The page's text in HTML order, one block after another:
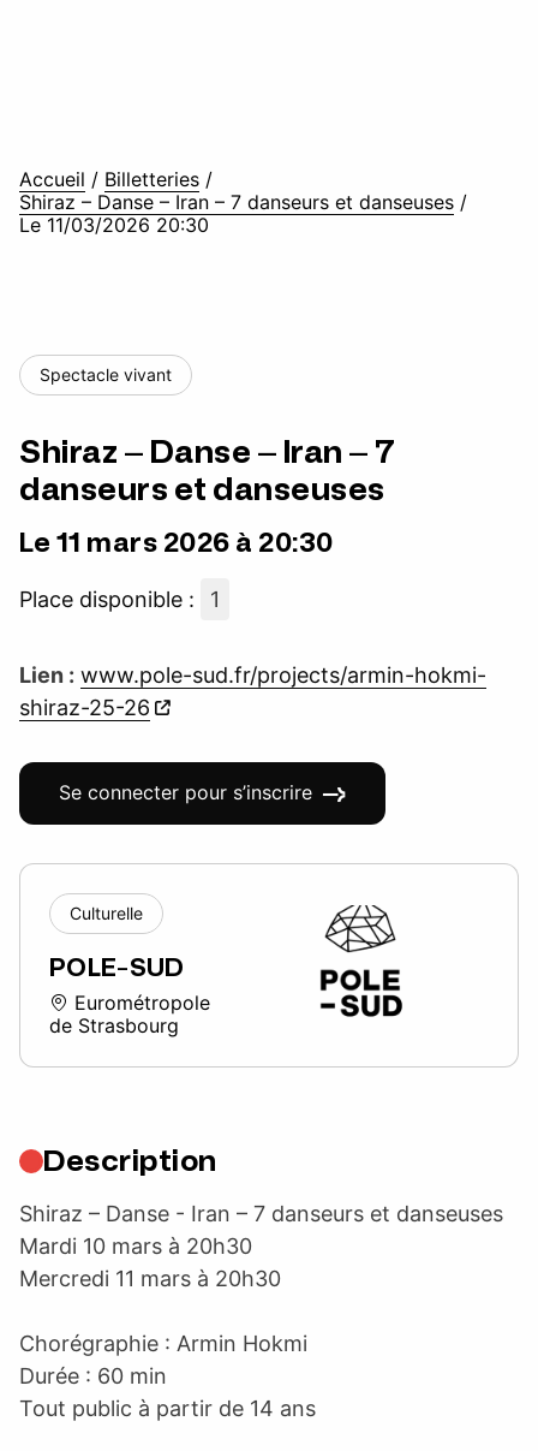
Accueil / Billetteries /
Shiraz – Danse – Iran – 7 danseurs et danseuses /
Le 11/03/2026 20:30
Spectacle vivant
Shiraz – Danse – Iran – 7
danseurs et danseuses
Le 11 mars 2026 à 20:30
Place disponible : 1
Lien : www.pole-sud.fr/projects/armin-hokmi-
shiraz-25-26
Se connecter pour s’inscrire
Culturelle
POLE-SUD
Eurométropole
de Strasbourg
Description
Shiraz – Danse - Iran – 7 danseurs et danseuses
Mardi 10 mars à 20h30
Mercredi 11 mars à 20h30
Chorégraphie : Armin Hokmi
Durée : 60 min
Tout public à partir de 14 ans